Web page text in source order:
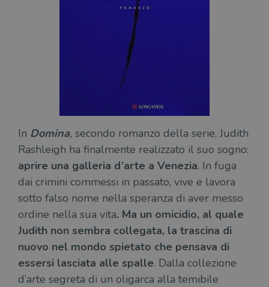
In Domina, secondo romanzo della serie, Judith
Rashleigh ha finalmente realizzato il suo sogno:
aprire una galleria d’arte a Venezia. In fuga
dai crimini commessi in passato, vive e lavora
sotto falso nome nella speranza di aver messo
ordine nella sua vita. Ma un omicidio, al quale
Judith non sembra collegata, la trascina di
nuovo nel mondo spietato che pensava di
essersi lasciata alle spalle. Dalla collezione
d’arte segreta di un oligarca alla temibile